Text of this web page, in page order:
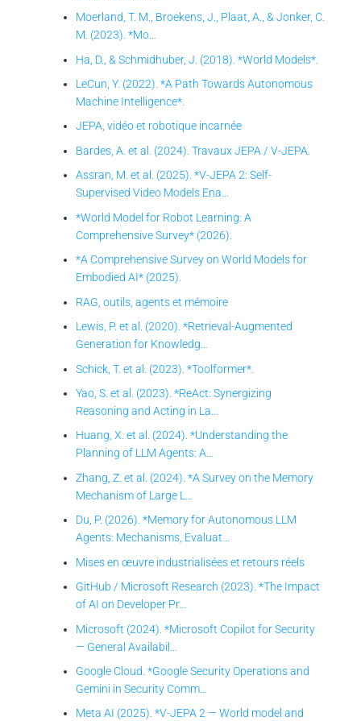
Moerland, T. M., Broekens, J., Plaat, A., & Jonker, C.
M. (2023). *Mo…
Ha, D., & Schmidhuber, J. (2018). *World Models*.
LeCun, Y. (2022). *A Path Towards Autonomous
Machine Intelligence*.
JEPA, vidéo et robotique incarnée
Bardes, A. et al. (2024). Travaux JEPA / V-JEPA.
Assran, M. et al. (2025). *V-JEPA 2: Self-
Supervised Video Models Ena…
*World Model for Robot Learning: A
Comprehensive Survey* (2026).
*A Comprehensive Survey on World Models for
Embodied AI* (2025).
RAG, outils, agents et mémoire
Lewis, P. et al. (2020). *Retrieval-Augmented
Generation for Knowledg…
Schick, T. et al. (2023). *Toolformer*.
Yao, S. et al. (2023). *ReAct: Synergizing
Reasoning and Acting in La…
Huang, X. et al. (2024). *Understanding the
Planning of LLM Agents: A…
Zhang, Z. et al. (2024). *A Survey on the Memory
Mechanism of Large L…
Du, P. (2026). *Memory for Autonomous LLM
Agents: Mechanisms, Evaluat…
Mises en œuvre industrialisées et retours réels
GitHub / Microsoft Research (2023). *The Impact
of AI on Developer Pr…
Microsoft (2024). *Microsoft Copilot for Security
— General Availabil…
Google Cloud. *Google Security Operations and
Gemini in Security Comm…
Meta AI (2025). *V-JEPA 2 — World model and